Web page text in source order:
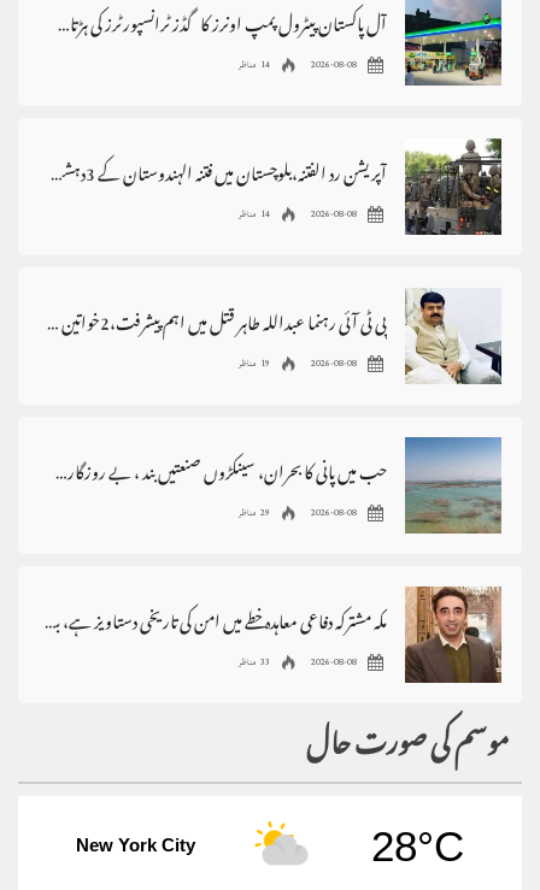
آل پاکستان پیٹرول پمپ اونرز کا گڈز ٹرانسپورٹرز کی ہڑتال کی حمایت کا اعلان
2026-08-08 14 مناظر
آپریشن رد الفتنہ،بلوچستان میں فتنہ الہندوستان کے 3دہشت گرد ہلاک
2026-08-08 14 مناظر
پی ٹی آئی رہنما عبداللہ طاہر قتل میں اہم پیشرفت،2خواتین گرفتار
2026-08-08 19 مناظر
حب میں پانی کا بحران، سینکڑوں صنعتیں بند ، بے روزگاری بڑھنے کے خدشات
2026-08-08 29 مناظر
مکہ مشترکہ دفاعی معاہدہ خطے میں امن کی تاریخی دستاویز ہے، بلاول بھٹو
2026-08-08 33 مناظر
موسم کی صورت حال
New York City 28°C